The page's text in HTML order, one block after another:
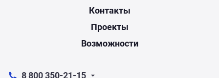
Контакты
Проекты
Возможности
8 800 350-21-15